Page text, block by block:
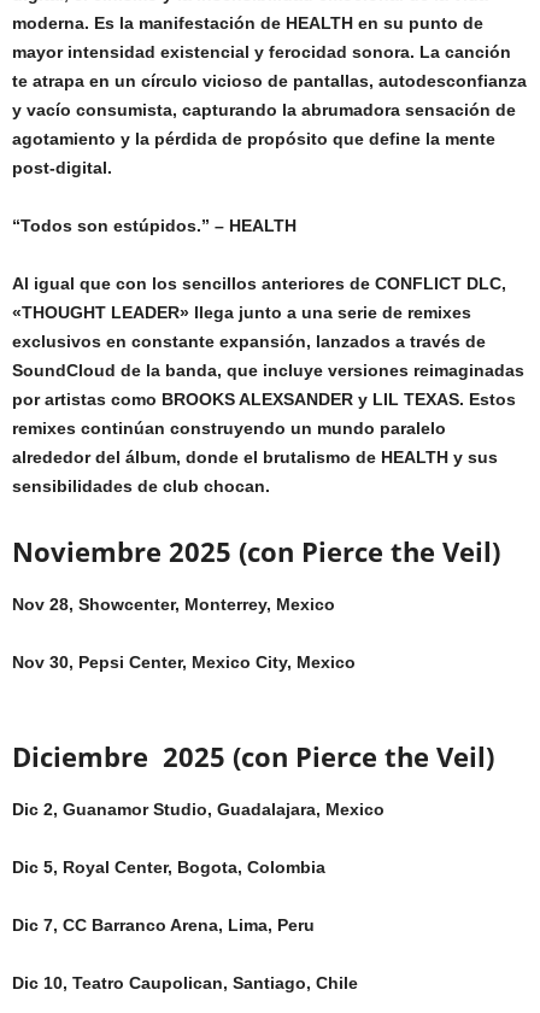
moderna. Es la manifestación de HEALTH en su punto de
mayor intensidad existencial y ferocidad sonora. La canción
te atrapa en un círculo vicioso de pantallas, autodesconfianza
y vacío consumista, capturando la abrumadora sensación de
agotamiento y la pérdida de propósito que define la mente
post-digital.
“Todos son estúpidos.” – HEALTH
Al igual que con los sencillos anteriores de CONFLICT DLC,
«THOUGHT LEADER» llega junto a una serie de remixes
exclusivos en constante expansión, lanzados a través de
SoundCloud de la banda, que incluye versiones reimaginadas
por artistas como BROOKS ALEXSANDER y LIL TEXAS. Estos
remixes continúan construyendo un mundo paralelo
alrededor del álbum, donde el brutalismo de HEALTH y sus
sensibilidades de club chocan.
Noviembre 2025 (con Pierce the Veil)
Nov 28, Showcenter, Monterrey, Mexico
Nov 30, Pepsi Center, Mexico City, Mexico
Diciembre 2025 (con Pierce the Veil)
Dic 2, Guanamor Studio, Guadalajara, Mexico
Dic 5, Royal Center, Bogota, Colombia
Dic 7, CC Barranco Arena, Lima, Peru
Dic 10, Teatro Caupolican, Santiago, Chile